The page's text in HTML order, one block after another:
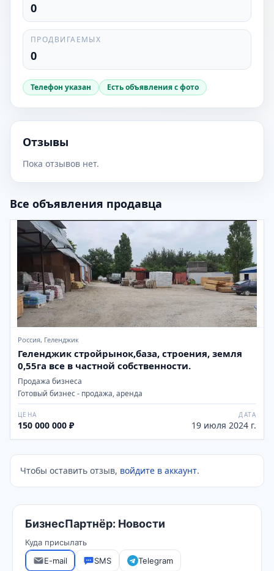
0
ПРОДВИГАЕМЫХ
0
Телефон указан Есть объявления с фото
Отзывы
Пока отзывов нет.
Все объявления продавца
Россия, Геленджик
Геленджик стройрынок,база, строения, земля
0,55га все в частной собственности.
Продажа бизнеса
Готовый бизнес - продажа, аренда
ЦЕНА
150 000 000 ₽
ДАТА
19 июля 2024 г.
Чтобы оставить отзыв, войдите в аккаунт.